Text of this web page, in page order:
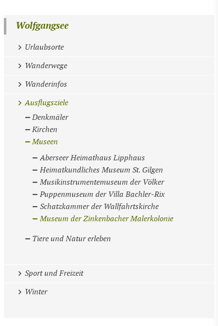
Wolfgangsee
Urlaubsorte
Wanderwege
Wanderinfos
Ausflugsziele
Denkmäler
Kirchen
Museen
Aberseer Heimathaus Lipphaus
Heimatkundliches Museum St. Gilgen
Musikinstrumentemuseum der Völker
Puppenmuseum der Villa Bachler-Rix
Schatzkammer der Wallfahrtskirche
Museum der Zinkenbacher Malerkolonie
Tiere und Natur erleben
Sport und Freizeit
Winter